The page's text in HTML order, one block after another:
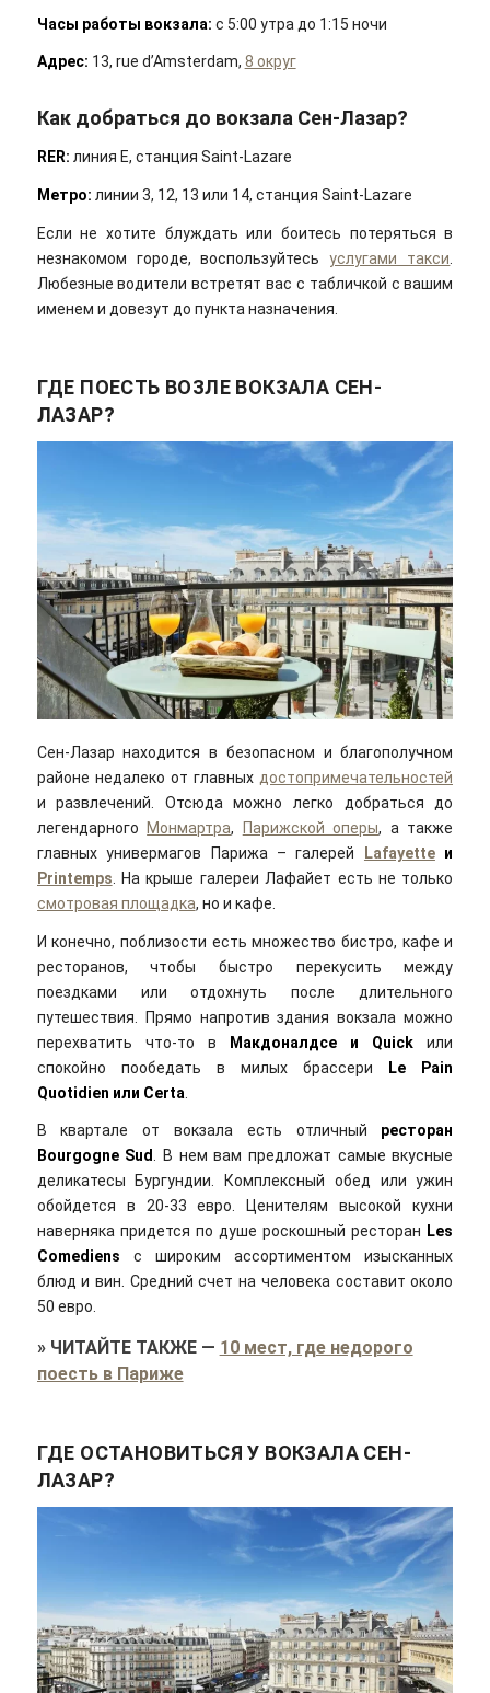
Часы работы вокзала: с 5:00 утра до 1:15 ночи
Адрес: 13, rue d’Amsterdam, 8 округ
Как добраться до вокзала Сен-Лазар?
RER: линия E, станция Saint-Lazare
Метро: линии 3, 12, 13 или 14, станция Saint-Lazare
Если не хотите блуждать или боитесь потеряться в
незнакомом городе, воспользуйтесьуслугами такси
Любезные водители встретят вас с табличкой с вашим
именем и довезут до пункта назначения.
ГДЕ ПОЕСТЬ ВОЗЛЕ ВОКЗАЛА СЕН-
ЛАЗАР?
Сен-Лазар находится в безопасном и благополучном
районе недалеко от главных достопримечательностей
и развлечений. Отсюда можно легко добраться до
легендарного
Монмартра, Парижской оперы, а также
главных универмагов Парижа – галерей
Lafayetteи
Printemps . На крыше галереи Лафайет есть не только
смотровая площадка, но и кафе.
И конечно, поблизости есть множество бистро, кафе и
ресторанов, чтобы быстро перекусить между
поездками или отдохнуть после длительного
путешествия. Прямо напротив здания вокзала можно
перехватить что-то в Макдоналдсе и Quick или
спокойно пообедать в милых брассери Le Pain
Quotidien или Certa
В квартале от вокзала есть отличный ресторан
Bourgogne Sud. В нем вам предложат самые вкусные
деликатесы Бургундии. Комплексный обед или ужин
обойдется в 20-33 евро. Ценителям высокой кухни
наверняка придется по душе роскошный ресторан Les
Comediens с широким ассортиментом изысканных
блюд и вин. Средний счет на человека составит около
50 евро.
» ЧИТАЙТЕ ТАКЖЕ— 10 мест, где недорого
поесть в Париже
ГДЕ ОСТАНОВИТЬСЯ У ВОКЗАЛА СЕН-
ЛАЗАР?